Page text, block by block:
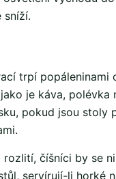
sníží.
trpí popáleninami
je káva, polévka
pokud jsou stoly
rozlití, číšníci by se
servírují-li horké